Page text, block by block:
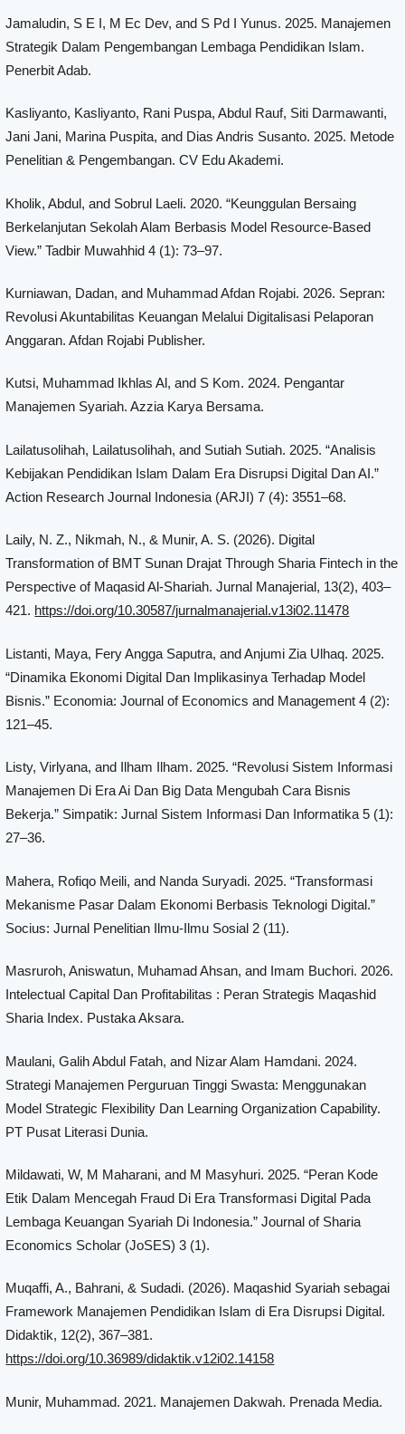
Jamaludin, S E I, M Ec Dev, and S Pd I Yunus. 2025. Manajemen
Strategik Dalam Pengembangan Lembaga Pendidikan Islam.
Penerbit Adab.
Kasliyanto, Kasliyanto, Rani Puspa, Abdul Rauf, Siti Darmawanti,
Jani Jani, Marina Puspita, and Dias Andris Susanto. 2025. Metode
Penelitian & Pengembangan. CV Edu Akademi.
Kholik, Abdul, and Sobrul Laeli. 2020. “Keunggulan Bersaing
Berkelanjutan Sekolah Alam Berbasis Model Resource-Based
View.” Tadbir Muwahhid 4 (1): 73–97.
Kurniawan, Dadan, and Muhammad Afdan Rojabi. 2026. Sepran:
Revolusi Akuntabilitas Keuangan Melalui Digitalisasi Pelaporan
Anggaran. Afdan Rojabi Publisher.
Kutsi, Muhammad Ikhlas Al, and S Kom. 2024. Pengantar
Manajemen Syariah. Azzia Karya Bersama.
Lailatusolihah, Lailatusolihah, and Sutiah Sutiah. 2025. “Analisis
Kebijakan Pendidikan Islam Dalam Era Disrupsi Digital Dan AI.”
Action Research Journal Indonesia (ARJI) 7 (4): 3551–68.
Laily, N. Z., Nikmah, N., & Munir, A. S. (2026). Digital
Transformation of BMT Sunan Drajat Through Sharia Fintech in the
Perspective of Maqasid Al-Shariah. Jurnal Manajerial, 13(2), 403–
421. https://doi.org/10.30587/jurnalmanajerial.v13i02.11478
Listanti, Maya, Fery Angga Saputra, and Anjumi Zia Ulhaq. 2025.
“Dinamika Ekonomi Digital Dan Implikasinya Terhadap Model
Bisnis.” Economia: Journal of Economics and Management 4 (2):
121–45.
Listy, Virlyana, and Ilham Ilham. 2025. “Revolusi Sistem Informasi
Manajemen Di Era Ai Dan Big Data Mengubah Cara Bisnis
Bekerja.” Simpatik: Jurnal Sistem Informasi Dan Informatika 5 (1):
27–36.
Mahera, Rofiqo Meili, and Nanda Suryadi. 2025. “Transformasi
Mekanisme Pasar Dalam Ekonomi Berbasis Teknologi Digital.”
Socius: Jurnal Penelitian Ilmu-Ilmu Sosial 2 (11).
Masruroh, Aniswatun, Muhamad Ahsan, and Imam Buchori. 2026.
Intelectual Capital Dan Profitabilitas : Peran Strategis Maqashid
Sharia Index. Pustaka Aksara.
Maulani, Galih Abdul Fatah, and Nizar Alam Hamdani. 2024.
Strategi Manajemen Perguruan Tinggi Swasta: Menggunakan
Model Strategic Flexibility Dan Learning Organization Capability.
PT Pusat Literasi Dunia.
Mildawati, W, M Maharani, and M Masyhuri. 2025. “Peran Kode
Etik Dalam Mencegah Fraud Di Era Transformasi Digital Pada
Lembaga Keuangan Syariah Di Indonesia.” Journal of Sharia
Economics Scholar (JoSES) 3 (1).
Muqaffi, A., Bahrani, & Sudadi. (2026). Maqashid Syariah sebagai
Framework Manajemen Pendidikan Islam di Era Disrupsi Digital.
Didaktik, 12(2), 367–381.
https://doi.org/10.36989/didaktik.v12i02.14158
Munir, Muhammad. 2021. Manajemen Dakwah. Prenada Media.